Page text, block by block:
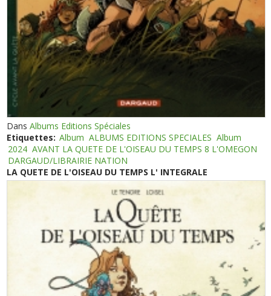
DansAlbums Editions Spéciales
Etiquettes: Album ALBUMS EDITIONS SPECIALES Album
2024 AVANT LA QUETE DE L'OISEAU DU TEMPS 8 L'OMEGON
DARGAUD/LIBRAIRIE NATION
LA QUETE DE L'OISEAU DU TEMPS L' INTEGRALE